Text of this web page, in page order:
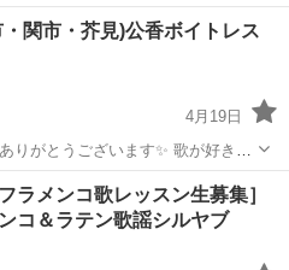
ん‼️ 👐レッスン料金のみ👐 ♬*゜
♬* 🔆場所「ジャパンレンタカ...
所前駅 ボーカル レッスン
関市・芥見)公香ボイトレス
4月19日
りがとうございます✨ 歌が好きな
を見つけたい方、刺激が欲しい
LIVEをしたい方、気になってる
ラメンコ歌レッスン生募集］
コ＆ラテン歌謡シルヤブ